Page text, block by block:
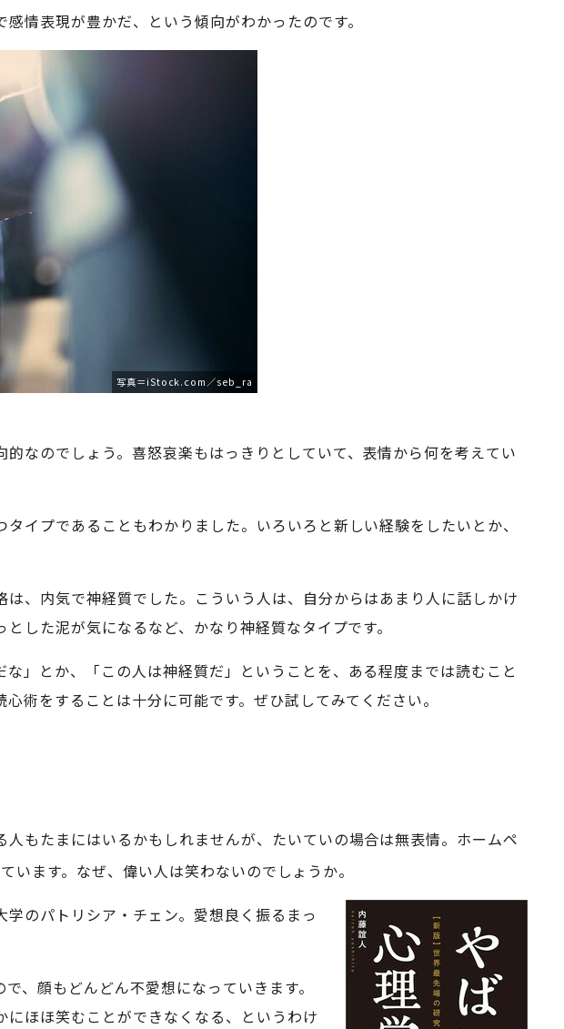
情表現が豊かだ、という傾向がわかったのです。
写真＝iStock.com／seb_ra
なのでしょう。喜怒哀楽もはっきりとしていて、表情から何を考えてい
イプであることもわかりました。いろいろと新しい経験をしたいとか、
、内気で神経質でした。こういう人は、自分からはあまり人に話しかけ
した泥が気になるなど、かなり神経質なタイプです。
」とか、「この人は神経質だ」ということを、ある程度までは読むこと
術をすることは十分に可能です。ぜひ試してみてください。
もたまにはいるかもしれませんが、たいていの場合は無表情。ホームペ
います。なぜ、偉い人は笑わないのでしょうか。
のパトリシア・チェン。愛想良く振るまっ
、顔もどんどん不愛想になっていきます。
ほほ笑むことができなくなる、というわけ